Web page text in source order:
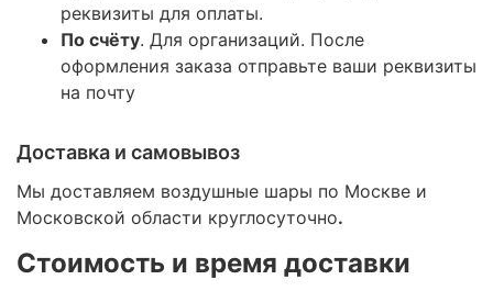
реквизиты для оплаты.
По счёту. Для организаций. После
оформления заказа отправьте ваши реквизиты
на почту
Доставка и самовывоз
Мы доставляем воздушные шары по Москве и
Московской области круглосуточно.
Стоимость и время доставки